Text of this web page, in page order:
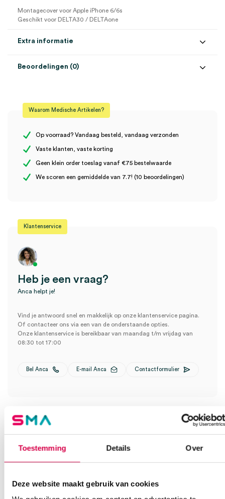
Toestemming Details Over
Deze website maakt gebruik van cookies
Montagecover voor Apple iPhone 6/6s
Geschikt voor DELTA30 / DELTAone
Extra informatie
Steriel onsteriel
Uitvoering
Beoordelingen (0)
Er zijn nog geen beoordelingen.
Apple iPhone 6/6s (1)” te beoordelen
Waarom Medische Artikelen?
Op voorraad? Vandaag besteld, vandaag verzonden
Vaste klanten, vaste korting
Geen klein order toeslag vanaf €75 bestelwaarde
We scoren een gemiddelde van 7.7! (10 beoordelingen)
Klantenservice
Heb je een vraag?
Anca helpt je!
Vind je antwoord snel en makkelijk op onze klantenservice pagina.
Of contacteer ons via een van de onderstaande opties.
Onze klantenservice is bereikbaar van maandag t/m vrijdag van
08:30 tot 17:00
Bel Anca E-mail Anca Contactformulier
Ook interessant